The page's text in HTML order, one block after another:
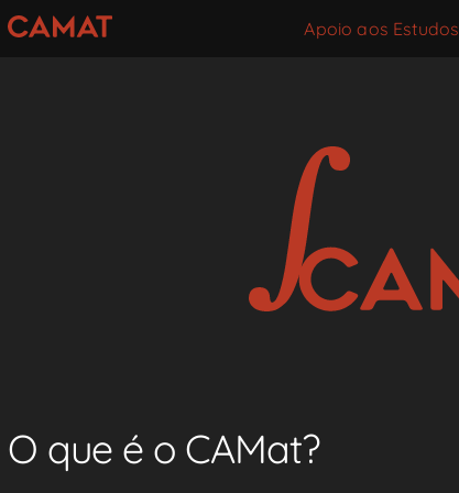
Apoio aos Estudos
O que é o CAMat?